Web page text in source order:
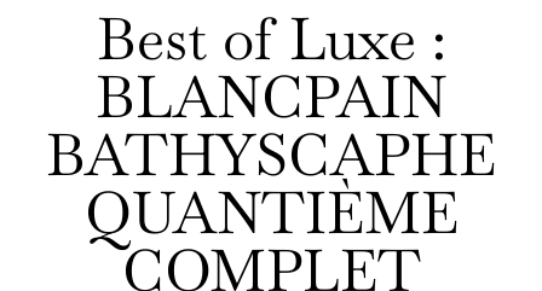
Best of Luxe :
BLANCPAIN
BATHYSCAPHE
QUANTIÈME
COMPLET